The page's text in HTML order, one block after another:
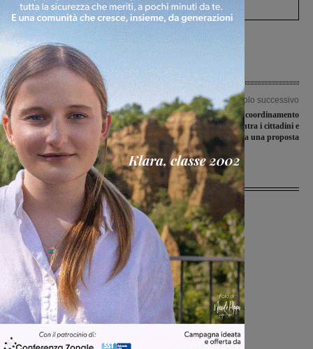
Articolo precedente
Graduatorie per i ripescaggi in serie
D, il Montevarchi è quattordicesimo
Articolo successivo
Piano del Traffico: il coordinamento
delle Liste civiche incontra i cittadini e
lancia una proposta
Ultime Notizie